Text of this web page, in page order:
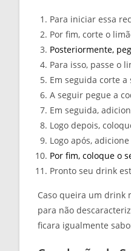
Para iniciar essa
Por fim, corte o
Posteriormente,
Para isso, passe o
Em seguida corte
A seguir pegue a
Em seguida,
Logo depois,
Logo após,
Por fim, coloque o
Pronto seu drink
Caso queira um drink
para não
ficara igualmente